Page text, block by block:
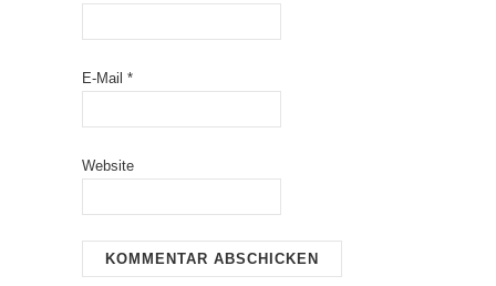
E-Mail *
Website